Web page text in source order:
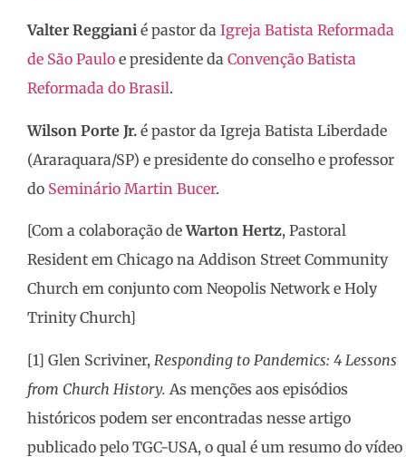
Valter Reggiani é pastor da Igreja Batista Reformada
de São Paulo e presidente da Convenção Batista
Reformada do Brasil.
Wilson Porte Jr. é pastor da Igreja Batista Liberdade
(Araraquara/SP) e presidente do conselho e professor
do Seminário Martin Bucer.
[Com a colaboração deWarton Hertz, Pastoral
Resident em Chicago na Addison Street Community
Church em conjunto com Neopolis Network e Holy
Trinity Church]
[1] Glen Scriviner, Responding to Pandemics: 4 Lessons
from Church History. As menções aos episódios
históricos podem ser encontradas nesse artigo
publicado pelo TGC-USA, o qual é um resumo do vídeo